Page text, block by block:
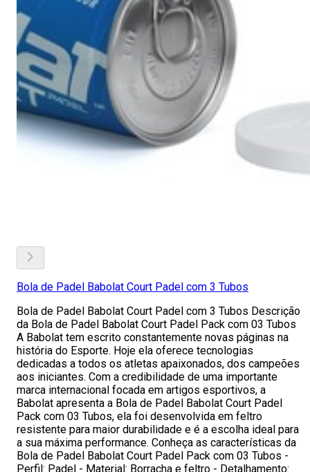
Bola de Padel Babolat Court Padel com 3 Tubos
Bola de Padel Babolat Court Padel com 3 Tubos Descrição
da Bola de Padel Babolat Court Padel Pack com 03 Tubos
A Babolat tem escrito constantemente novas páginas na
história do Esporte. Hoje ela oferece tecnologias
dedicadas a todos os atletas apaixonados, dos campeões
aos iniciantes. Com a credibilidade de uma importante
marca internacional focada em artigos esportivos, a
Babolat apresenta a Bola de Padel Babolat Court Padel
Pack com 03 Tubos, ela foi desenvolvida em feltro
resistente para maior durabilidade e é a escolha ideal para
a sua máxima performance. Conheça as características da
Bola de Padel Babolat Court Padel Pack com 03 Tubos -
Perfil: Padel - Material: Borracha e feltro - Detalhamento: